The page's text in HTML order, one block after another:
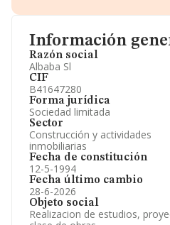
Información
Razón social
Albaba Sl
CIF
B41647280
Forma jurídica
Sociedad limitada
Sector
Construcción y actividades
inmobiliarias
Fecha de constitución
12-5-1994
Fecha último cambio
28-6-2026
Objeto social
Realizacion de estudios,
Información oficial y